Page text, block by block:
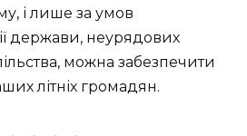
і лише за умов
держави, неурядових
можна забезпечити
літніх громадян.